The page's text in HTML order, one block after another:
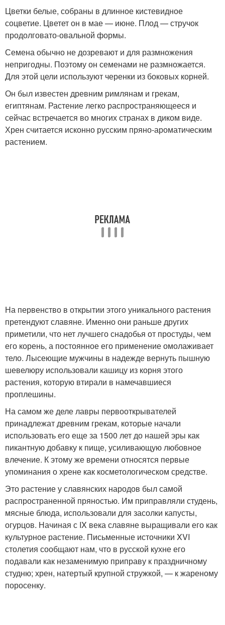
Цветки белые, собраны в длинное кистевидное
соцветие. Цветет он в мае — июне. Плод — стручок
продолговато-овальной формы.
Семена обычно не дозревают и для размножения
непригодны. Поэтому он семенами не размножается.
Для этой цели используют черенки из боковых корней.
Он был известен древним римлянам и грекам,
египтянам. Растение легко распространяющееся и
сейчас встречается во многих странах в диком виде.
Хрен считается исконно русским пряно-ароматическим
растением.
На первенство в открытии этого уникального растения
претендуют славяне. Именно они раньше других
приметили, что нет лучшего снадобья от простуды, чем
его корень, а постоянное его применение омолаживает
тело. Лысеющие мужчины в надежде вернуть пышную
шевелюру использовали кашицу из корня этого
растения, которую втирали в намечавшиеся
проплешины.
На самом же деле лавры первооткрывателей
принадлежат древним грекам, которые начали
использовать его еще за 1500 лет до нашей эры как
пикантную добавку к пище, усиливающую любовное
влечение. К этому же времени относятся первые
упоминания о хрене как косметологическом средстве.
Это растение у славянских народов был самой
распространенной пряностью. Им приправляли студень,
мясные блюда, использовали для засолки капусты,
огурцов. Начиная с IX века славяне выращивали его как
культурное растение. Письменные источники XVI
столетия сообщают нам, что в русской кухне его
подавали как незаменимую приправу к праздничному
студню; хрен, натертый крупной стружкой, — к жареному
поросенку.